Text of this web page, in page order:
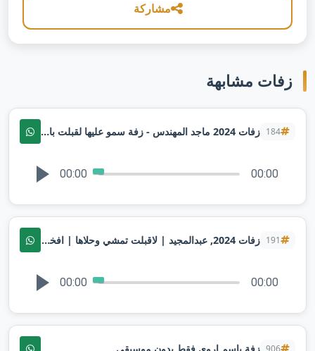
مشاركة
زفات مشابهة
184 زفات 2024 ماجد المهندس - زفة سمو عليها لقبلت باسم اريج ( حصرياً ) زفة مسار عروس
00:00 00:00
191 زفات 2024, عبدالمجيد | لاقبلت تمشي وحلاها | افخم زفة طله عروس | لطلب بدون حقوق
00:00 00:00
906